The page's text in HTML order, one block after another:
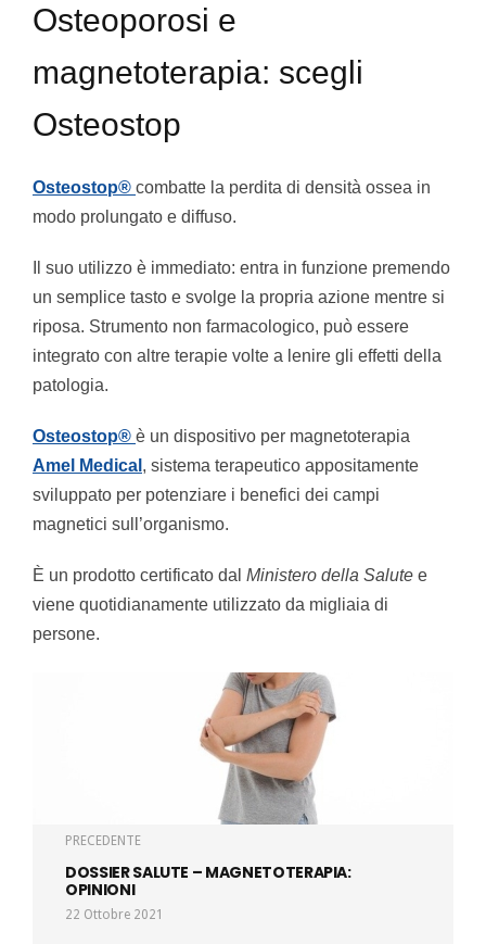
Osteoporosi e
magnetoterapia: scegli
Osteostop
Osteostop® combatte la perdita di densità ossea in
modo prolungato e diffuso.
Il suo utilizzo è immediato: entra in funzione premendo
un semplice tasto e svolge la propria azione mentre si
riposa. Strumento non farmacologico, può essere
integrato con altre terapie volte a lenire gli effetti della
patologia.
Osteostop® è un dispositivo per magnetoterapia
Amel Medical , sistema terapeutico appositamente
sviluppato per potenziare i benefici dei campi
magnetici sull’organismo.
È un prodotto certificato dal Ministero della Salute e
viene quotidianamente utilizzato da migliaia di
persone.
PRECEDENTE
DOSSIER SALUTE – MAGNETOTERAPIA:
OPINIONI
22 Ottobre 2021